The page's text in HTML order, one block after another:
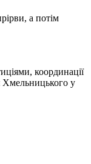
а потім
координації
Хмельницького у